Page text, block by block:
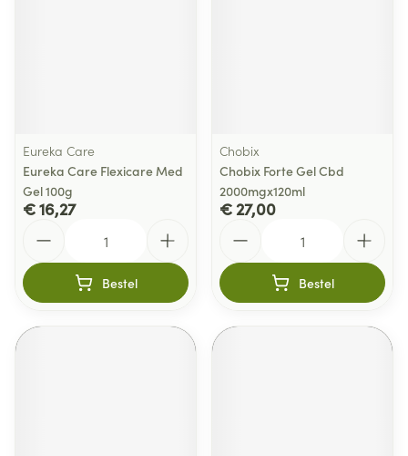
Eureka Care
Eureka Care Flexicare Med
Gel 100g
€ 16,27
Bestel
Chobix
Chobix Forte Gel Cbd
2000mgx120ml
€ 27,00
Bestel